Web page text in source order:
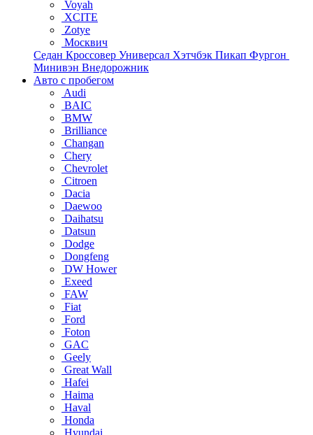
Voyah
XCITE
Zotye
Москвич
Седан Кроссовер Универсал Хэтчбэк Пикап Фургон
Минивэн Внедорожник
Авто с пробегом
Audi
BAIC
BMW
Brilliance
Changan
Chery
Chevrolet
Citroen
Dacia
Daewoo
Daihatsu
Datsun
Dodge
Dongfeng
DW Hower
Exeed
FAW
Fiat
Ford
Foton
GAC
Geely
Great Wall
Hafei
Haima
Haval
Honda
Hyundai